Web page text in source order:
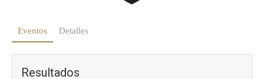
Eventos Detalles
Resultados